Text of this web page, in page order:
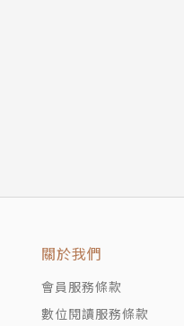
關於我們
會員服務條款
數位閱讀服務條款